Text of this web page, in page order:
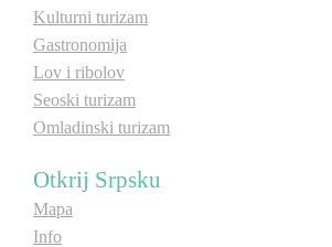
Kulturni turizam
Gastronomija
Lov i ribolov
Seoski turizam
Omladinski turizam
Otkrij Srpsku
Mapa
Info